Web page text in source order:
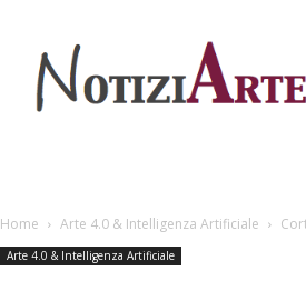
Home Arte 4.0 & Intelligenza Artificiale
Arte 4.0 & Intelligenza Artificiale